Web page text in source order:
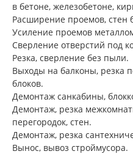
в бетоне, железобетоне,
Расширение проемов, стен
Усиление проемов
Сверление отверстий под
Резка, сверление без пыли.
Выходы на балконы, резка
блоков.
Демонтаж санкабины,
Демонтаж, резка
перегородок, стен.
Демонтаж, резка
Вынос, вывоз строймусора.